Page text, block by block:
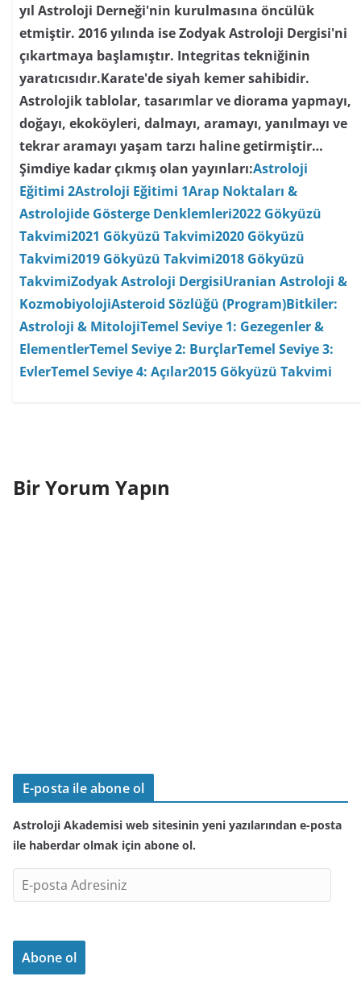
yıl Astroloji Derneği'nin kurulmasına öncülük
etmiştir. 2016 yılında ise Zodyak Astroloji Dergisi'ni
çıkartmaya başlamıştır. Integritas tekniğinin
yaratıcısıdır.Karate'de siyah kemer sahibidir.
Astrolojik tablolar, tasarımlar ve diorama yapmayı,
doğayı, ekoköyleri, dalmayı, aramayı, yanılmayı ve
tekrar aramayı yaşam tarzı haline getirmiştir…
Şimdiye kadar çıkmış olan yayınları:Astroloji
Eğitimi 2Astroloji Eğitimi 1Arap Noktaları &
Astrolojide Gösterge Denklemleri2022 Gökyüzü
Takvimi2021 Gökyüzü Takvimi2020 Gökyüzü
Takvimi2019 Gökyüzü Takvimi2018 Gökyüzü
TakvimiZodyak Astroloji DergisiUranian Astroloji &
KozmobiyolojiAsteroid Sözlüğü (Program)Bitkiler:
Astroloji & MitolojiTemel Seviye 1: Gezegenler &
ElementlerTemel Seviye 2: BurçlarTemel Seviye 3:
EvlerTemel Seviye 4: Açılar2015 Gökyüzü Takvimi
Bir Yorum Yapın
E-posta ile abone ol
Astroloji Akademisi web sitesinin yeni yazılarından e-posta
ile haberdar olmak için abone ol.
-
o
t
Abone ol